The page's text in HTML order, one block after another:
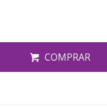
COMPRAR